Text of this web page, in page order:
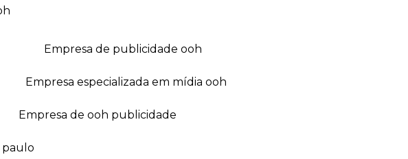
empresa de publicidade ooh
empresa especializada em mídia ooh
empresa de ooh publicidade
paulo